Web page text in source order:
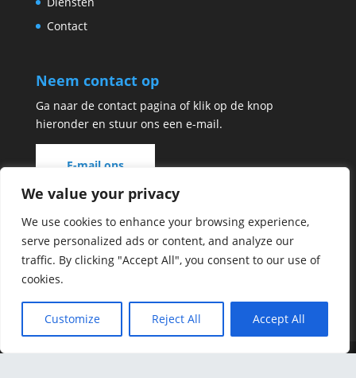
We value your privacy
We use cookies to enhance your browsing experience,
serve personalized ads or content, and analyze our
traffic. By clicking "Accept All", you consent to our use of
cookies.
Customize Reject All Accept All
Contact
Neem contact op
Ga naar de contact pagina of klik op de knop
hieronder en stuur ons een e-mail.